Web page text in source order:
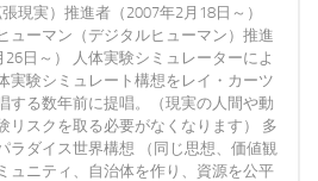
張現実）推進者（2007年2月18日～）
ューマン（デジタルヒューマン）推進
26日～） 人体実験シミュレーターによ
実験シミュレート構想をレイ・カーツ
する数年前に提唱。（現実の人間や動
リスクを取る必要がなくなります） 多
ラダイス世界構想 （同じ思想、価値観
ュニティ、自治体を作り、資源を公平